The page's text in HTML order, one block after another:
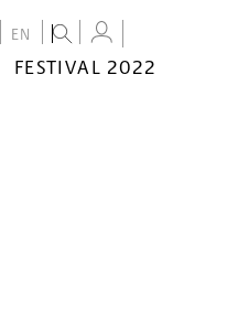
EN
FESTIVAL 2022